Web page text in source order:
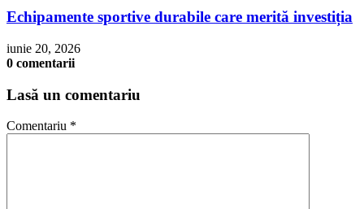
Echipamente sportive durabile care merită investiția
iunie 20, 2026
0 comentarii
Lasă un comentariu
Comentariu *